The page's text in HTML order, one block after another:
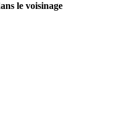
le voisinage